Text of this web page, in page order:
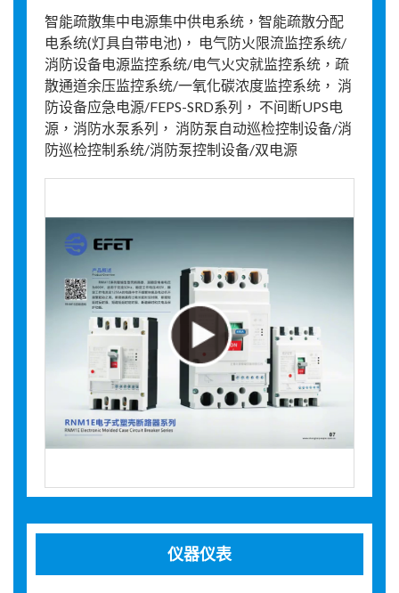
智能疏散集中电源集中供电系统，智能疏散分配
电系统(灯具自带电池)， 电气防火限流监控系统/
消防设备电源监控系统/电气火灾就监控系统，疏
散通道余压监控系统/一氧化碳浓度监控系统， 消
防设备应急电源/FEPS-SRD系列， 不间断UPS电
源，消防水泵系列， 消防泵自动巡检控制设备/消
防巡检控制系统/消防泵控制设备/双电源
仪器仪表